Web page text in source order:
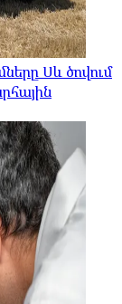
Սև ծովում